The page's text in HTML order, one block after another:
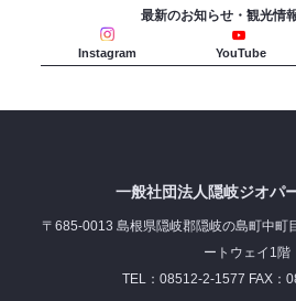
最新のお知らせ・観光情
Instagram YouTube
一般社団法人隠岐ジオパ
〒685-0013 島根県隠岐郡隠岐の島町中町
ートウェイ1階
TEL：08512-2-1577 FAX：